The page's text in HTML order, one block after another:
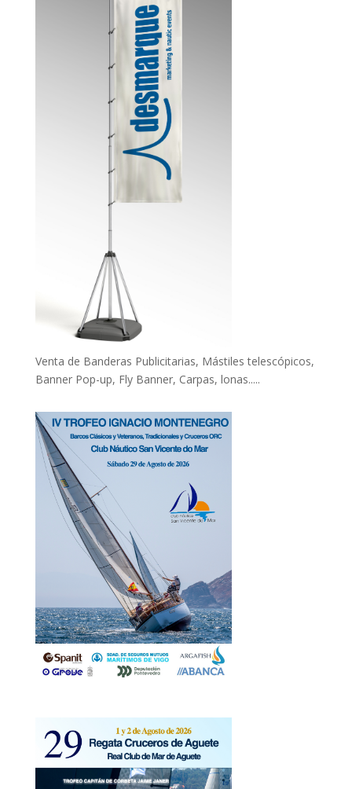
Venta de Banderas Publicitarias, Mástiles telescópicos,
Banner Pop-up, Fly Banner, Carpas, lonas.....